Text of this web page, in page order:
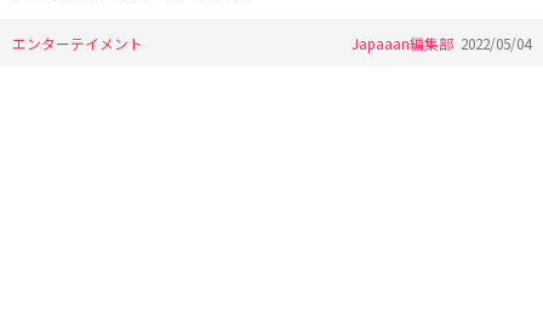
エンターテイメント Japaaan編集部 2022/05/04